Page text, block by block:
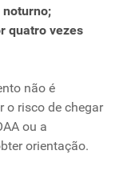
noturno;
quatro vezes
não é
o risco de chegar
ou a
orientação.